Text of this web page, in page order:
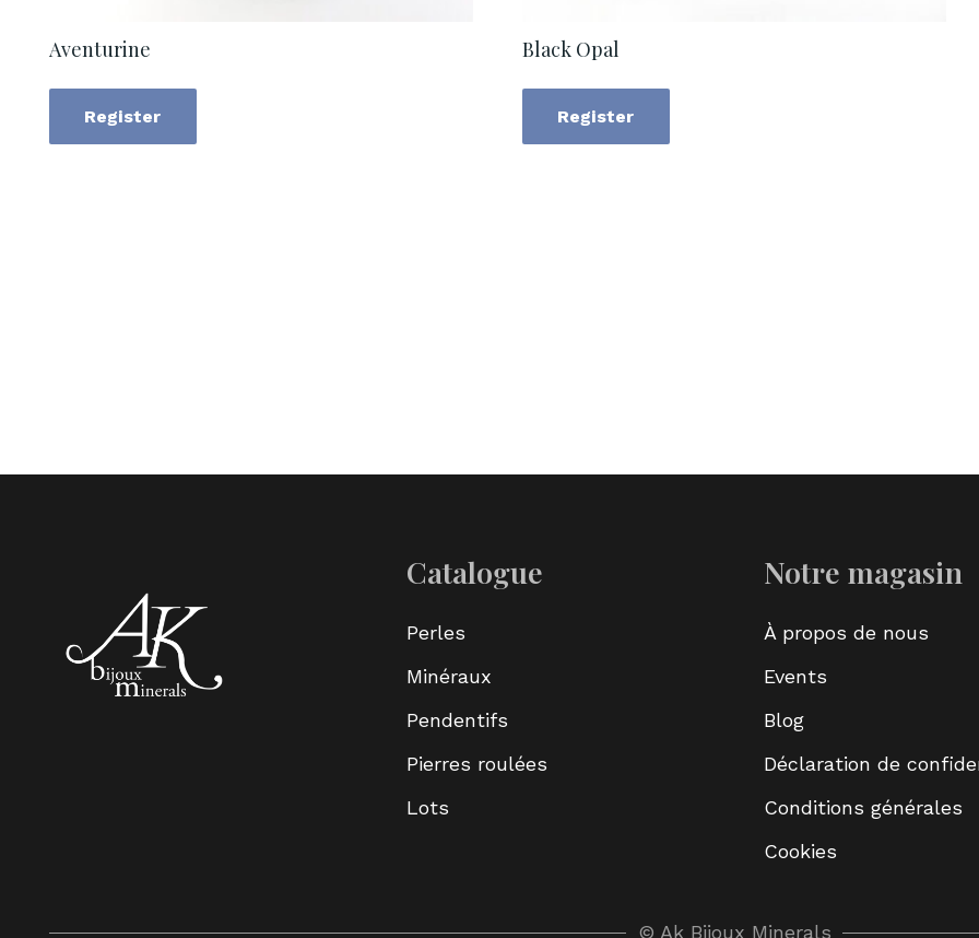
Aventurine
Register
Black Opal
Register
Catalogue
Perles
Minéraux
Pendentifs
Pierres roulées
Lots
Notre magasin
À propos de nous
Events
Blog
Déclaration de
Conditions générales
Cookies
© Ak Bijoux Minerals